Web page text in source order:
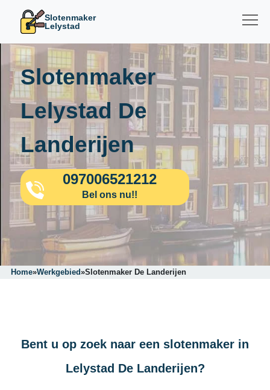
Slotenmaker
Lelystad
Slotenmaker
Lelystad De
Landerijen
097006521212
Bel ons nu!!
Home»Werkgebied»Slotenmaker De Landerijen
Bent u op zoek naar een slotenmaker in
Lelystad De Landerijen?